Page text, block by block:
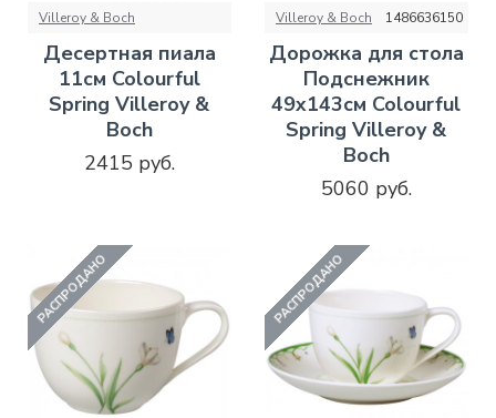
Villeroy & Boch
Десертная пиала
11см Colourful
Spring Villeroy &
Boch
2415 руб.
Villeroy & Boch 1486636150
Дорожка для стола
Подснежник
49х143см Colourful
Spring Villeroy &
Boch
5060 руб.
РАСПРОДАНО РАСПРОДАНО